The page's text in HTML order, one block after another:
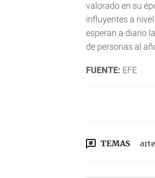
valorado en su
influyentes a
esperan a diario
de personas al
FUENTE: EFE
TEMAS arte